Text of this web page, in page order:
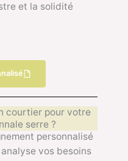
et la solidité
courtier pour votre
serre ?
personnalisé
vos besoins